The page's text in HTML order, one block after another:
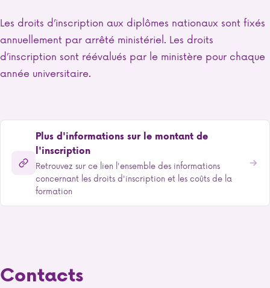
Les droits d’inscription aux diplômes nationaux sont fixés
annuellement par arrêté ministériel. Les droits
d’inscription sont réévalués par le ministère pour chaque
année universitaire.
Plus d'informations sur le montant de
l'inscription
Retrouvez sur ce lien l'ensemble des informations
concernant les droits d'inscription et les coûts de la
formation
Contacts